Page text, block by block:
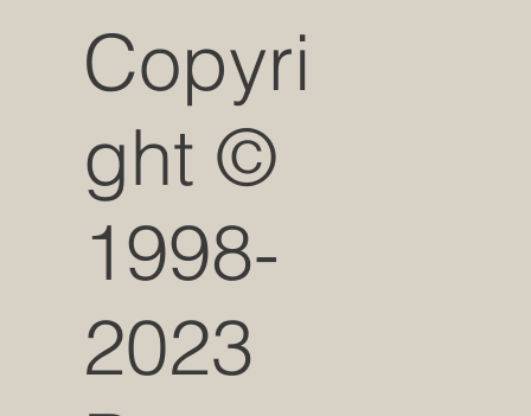
Copyri
ght ©
1998-
2023